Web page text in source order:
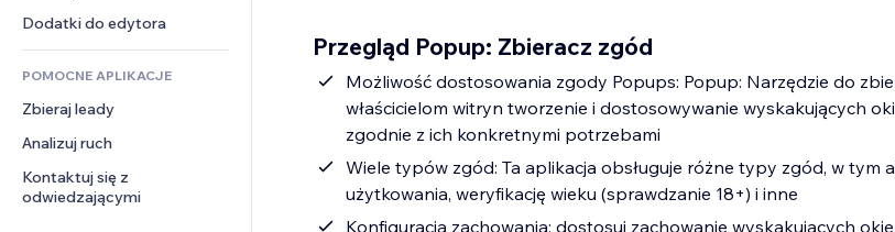
Crowdfunding
Żywność i napoje
Kalkulatory
Szukaj
Pogoda
Wykresy i tabele
Społeczność
Opinie i polecenia
CRM
Dodatki do edytora
POMOCNE APLIKACJE
Zbieraj leady
Analizuj ruch
Kontaktuj się z
odwiedzającymi
Przegląd Popup: Zbieracz zgód
Możliwość dostosowania zgody Popups: Popup: Narzędzie do
właścicielom witryn tworzenie i dostosowywanie wyskakujących
zgodnie z ich konkretnymi potrzebami
Wiele typów zgód: Ta aplikacja obsługuje różne typy zgód, w tym
użytkowania, weryfikację wieku (sprawdzanie 18+) i inne
Konfiguracja zachowania: dostosuj zachowanie wyskakujących